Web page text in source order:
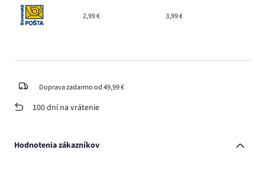
2,99 € 3,99 €
Doprava zadarmo od 49,99 €
100 dní na vrátenie
Hodnotenia zákazníkov